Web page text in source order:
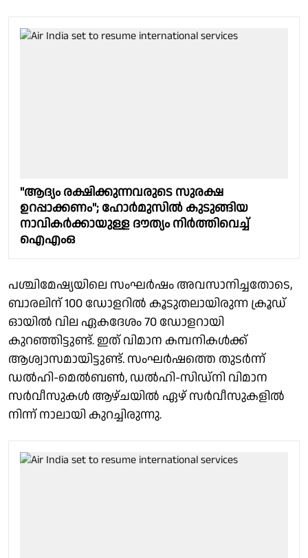
''ആദ്യം രക്ഷിക്കുന്നവരുടെ സുരക്ഷ
ഉറപ്പാക്കണം''; ഹോര്‍മുസില്‍ കുടുങ്ങിയ
നാവികര്‍ക്കായുള്ള ദൗത്യം നിര്‍ത്തിവെച്ച്
ഐഎംഒ
പശ്ചിമേഷ്യയിലെ സംഘർഷം അവസാനിച്ചതോടെ,
ബാരലിന് 100 ഡോളറിൽ കൂടുതലായിരുന്ന ക്രൂഡ്
ഓയിൽ വില ഏകദേശം 70 ഡോളറായി
കുറഞ്ഞിട്ടുണ്ട്. ഇത് വിമാന കമ്പനികൾക്ക്
ആശ്വാസമായിട്ടുണ്ട്. സംഘർഷത്തെ തുടർന്ന്
ഡൽഹി-മെൽബൺ, ഡൽഹി-സിഡ്‌നി വിമാന
സർവീസുകൾ ആഴ്ചയിൽ ഏഴ് സർവീസുകളിൽ
നിന്ന് നാലായി കുറച്ചിരുന്നു.